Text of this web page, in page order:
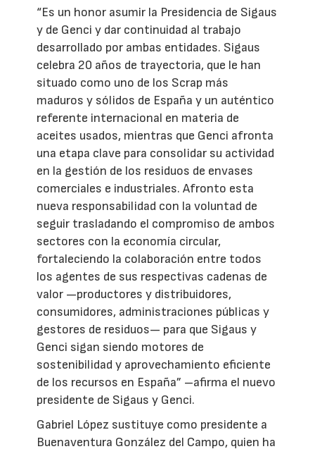
“Es un honor asumir la Presidencia de Sigaus
y de Genci y dar continuidad al trabajo
desarrollado por ambas entidades. Sigaus
celebra 20 años de trayectoria, que le han
situado como uno de los Scrap más
maduros y sólidos de España y un auténtico
referente internacional en materia de
aceites usados, mientras que Genci afronta
una etapa clave para consolidar su actividad
en la gestión de los residuos de envases
comerciales e industriales. Afronto esta
nueva responsabilidad con la voluntad de
seguir trasladando el compromiso de ambos
sectores con la economía circular,
fortaleciendo la colaboración entre todos
los agentes de sus respectivas cadenas de
valor —productores y distribuidores,
consumidores, administraciones públicas y
gestores de residuos— para que Sigaus y
Genci sigan siendo motores de
sostenibilidad y aprovechamiento eficiente
de los recursos en España” –afirma el nuevo
presidente de Sigaus y Genci.
Gabriel López sustituye como presidente a
Buenaventura González del Campo, quien ha